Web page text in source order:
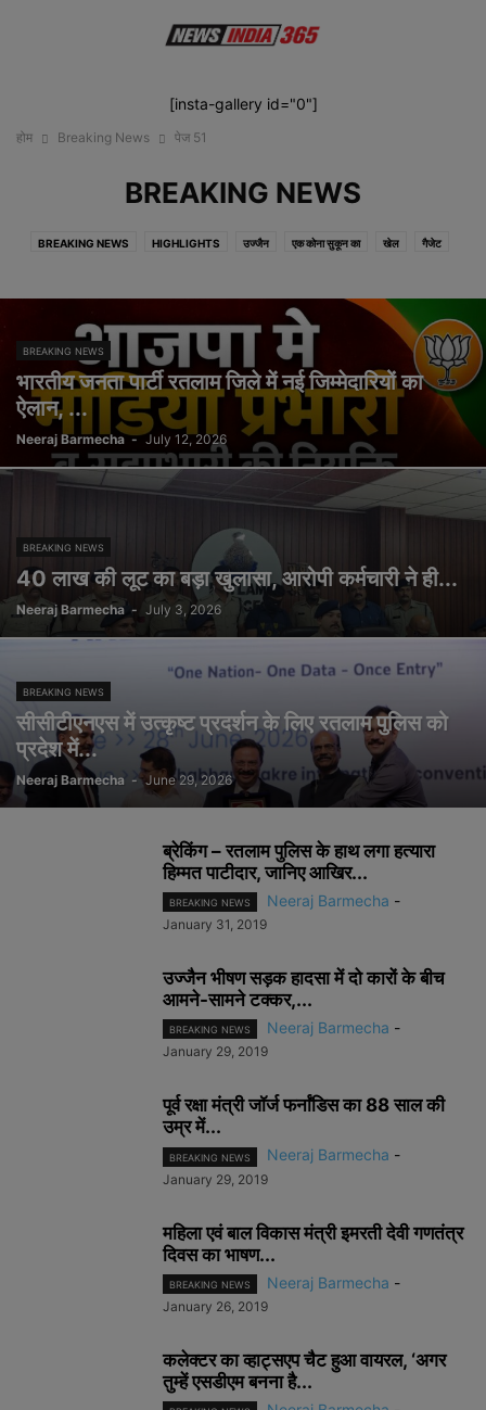
[insta-gallery id="0"]
होम Breaking News पेज 51
BREAKING NEWS
BREAKING NEWS HIGHLIGHTS उज्जैन एक कोना सुकून का खेल गैजेट
रतलामी तड़का राजनीति राज्य वीडियो संस्कृति सोशल स्वास्थ्य
BREAKING NEWS
भारतीय जनता पार्टी रतलाम जिले में नई जिम्मेदारियों का
ऐलान, ...
Neeraj Barmecha - July 12, 2026
BREAKING NEWS
40 लाख की लूट का बड़ा खुलासा, आरोपी कर्मचारी ने ही...
Neeraj Barmecha - July 3, 2026
BREAKING NEWS
सीसीटीएनएस में उत्कृष्ट प्रदर्शन के लिए रतलाम पुलिस को
प्रदेश में...
Neeraj Barmecha - June 29, 2026
ब्रेकिंग – रतलाम पुलिस के हाथ लगा हत्यारा
हिम्मत पाटीदार, जानिए आखिर...
BREAKING NEWS Neeraj Barmecha -
January 31, 2019
उज्जैन भीषण सड़क हादसा में दो कारों के बीच
आमने-सामने टक्कर,...
BREAKING NEWS Neeraj Barmecha -
January 29, 2019
पूर्व रक्षा मंत्री जॉर्ज फर्नांडिस का 88 साल की
उम्र में...
BREAKING NEWS Neeraj Barmecha -
January 29, 2019
महिला एवं बाल विकास मंत्री इमरती देवी गणतंत्र
दिवस का भाषण...
BREAKING NEWS Neeraj Barmecha -
January 26, 2019
कलेक्टर का व्हाट्सएप चैट हुआ वायरल, ‘अगर
तुम्हें एसडीएम बनना है...